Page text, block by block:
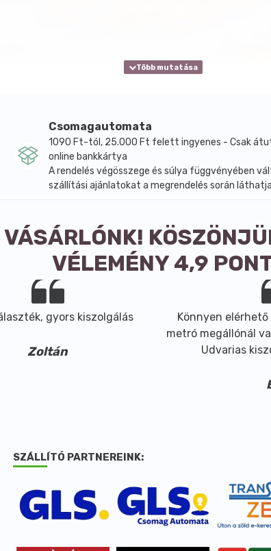
Csomagautomata
1090 Ft-tól, 25.000 Ft felett ingyenes - Csak
online bankkártya
A rendelés végösszege és súlya függvényében
szállítási ajánlatokat a megrendelés során
VÁSÁRLÓNK!
VÉLEMÉNY 4,9
gyors kiszolgálás
Zoltán
Könnyen
metró megállónál
Udvarias
SZÁLLÍTÓ PARTNEREINK: